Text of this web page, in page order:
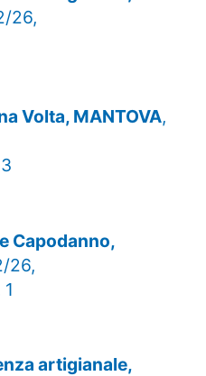
26,
Volta, MANTOVA,
Capodanno,
26,
artigianale,